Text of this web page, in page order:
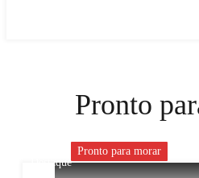
Pronto
Destaque
Pronto para morar